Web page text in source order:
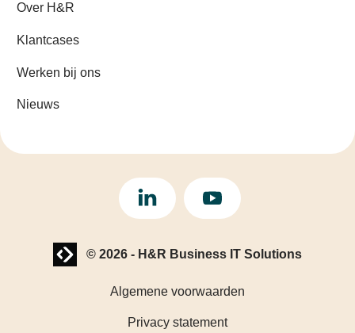
Over H&R
Klantcases
Werken bij ons
Nieuws
Website laten maken? | Brthmrk
© 2026 - H&R Business IT Solutions
Algemene voorwaarden
Privacy statement
LinkedIn YouTube